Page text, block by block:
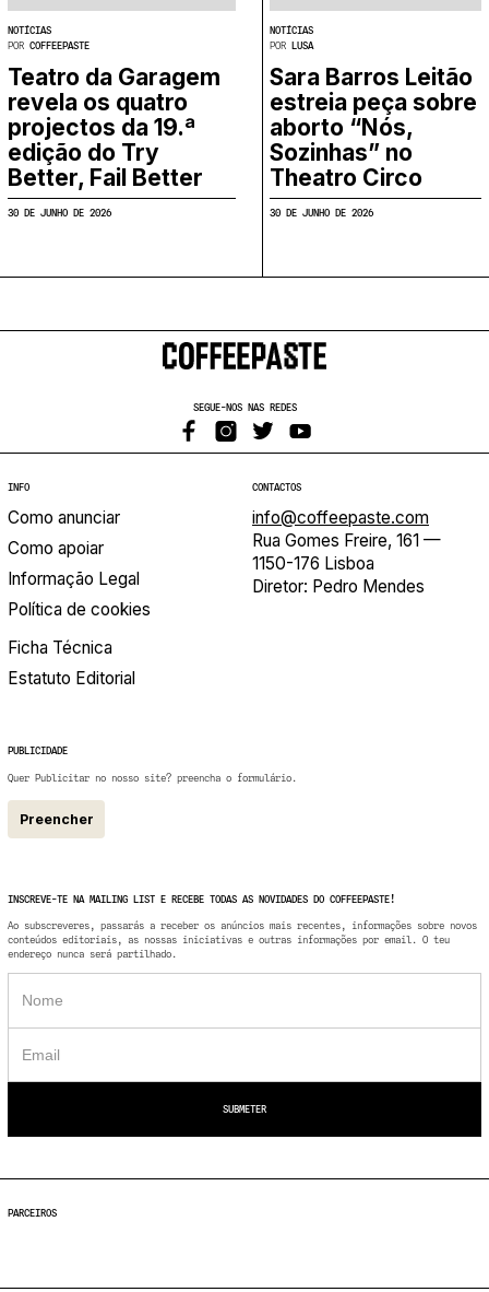
NOTÍCIAS
POR COFFEEPASTE
Teatro da Garagem
revela os quatro
projectos da 19.ª
edição do Try
Better, Fail Better
30 DE JUNHO DE 2026
NOTÍCIAS
POR LUSA
Sara Barros Leitão
estreia peça sobre
aborto “Nós,
Sozinhas” no
Theatro Circo
30 DE JUNHO DE 2026
SEGUE-NOS NAS REDES
INFO
Como anunciar
Como apoiar
Informação Legal
Política de cookies
Ficha Técnica
Estatuto Editorial
CONTACTOS
info@coffeepaste.com
Rua Gomes Freire, 161 —
1150-176 Lisboa
Diretor: Pedro Mendes
PUBLICIDADE
Quer Publicitar no nosso site? preencha o formulário.
Preencher
INSCREVE-TE NA MAILING LIST E RECEBE TODAS AS NOVIDADES DO COFFEEPASTE!
Ao subscreveres, passarás a receber os anúncios mais recentes, informações sobre novos
conteúdos editoriais, as nossas iniciativas e outras informações por email. O teu
endereço nunca será partilhado.
PARCEIROS